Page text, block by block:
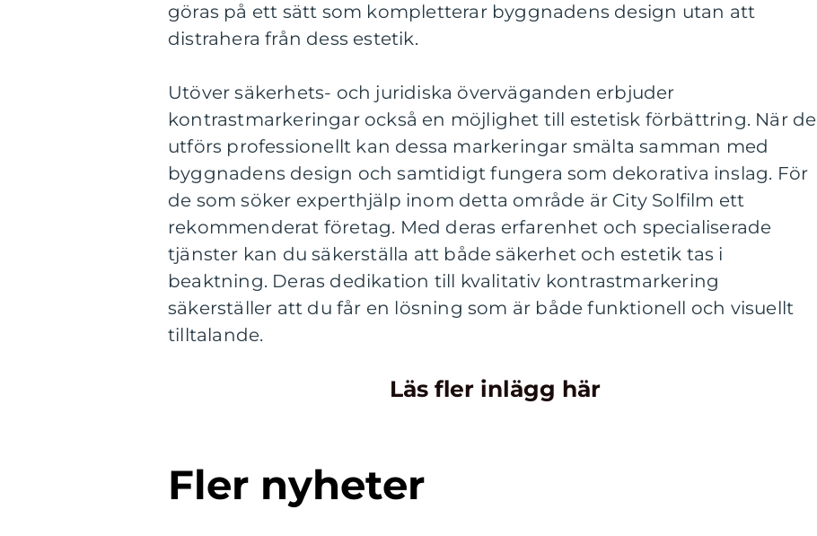
göras på ett sätt som kompletterar byggnadens design utan att
distrahera från dess estetik.
Utöver säkerhets- och juridiska överväganden erbjuder
kontrastmarkeringar också en möjlighet till estetisk förbättring. När de
utförs professionellt kan dessa markeringar smälta samman med
byggnadens design och samtidigt fungera som dekorativa inslag. För
de som söker experthjälp inom detta område är City Solfilm ett
rekommenderat företag. Med deras erfarenhet och specialiserade
tjänster kan du säkerställa att både säkerhet och estetik tas i
beaktning. Deras dedikation till kvalitativ kontrastmarkering
säkerställer att du får en lösning som är både funktionell och visuellt
tilltalande.
Läs fler inlägg här
Fler nyheter